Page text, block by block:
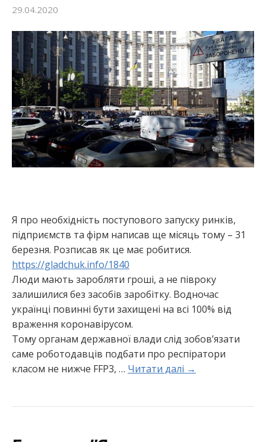
29.04.2020
Я про необхідність поступового запуску ринків,
підприємств та фірм написав ще місяць тому – 31
березня. Розписав як це має робитися.
https://gladchuk.info/1840
Люди мають заробляти гроші, а не півроку
залишилися без засобів заробітку. Водночас
українці повинні бути захищені на всі 100% від
враження коронавірусом.
Тому органам державної влади слід зобов’язати
саме роботодавців подбати про респіратори
класом не нижче FFP3, … Читати далі →